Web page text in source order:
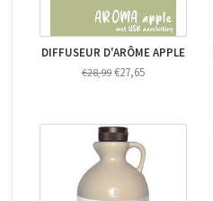
DIFFUSEUR D'ARÔME APPLE
€28,99 €27,65